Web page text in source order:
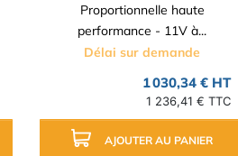
Proportionnelle haute
performance - 11V à...
Délai sur demande
1 030,34 € HT
1 236,41 € TTC
AJOUTER AU PANIER